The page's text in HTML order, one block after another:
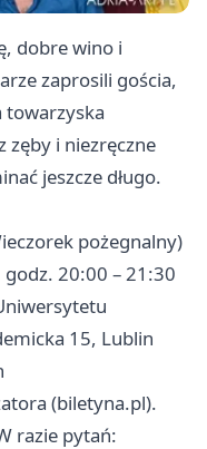
dobre wino i
zaprosili gościa,
towarzyska
zęby i niezręczne
jeszcze długo.
pożegnalny)
20:00 – 21:30
15, Lublin
(biletyna.pl).
razie pytań: